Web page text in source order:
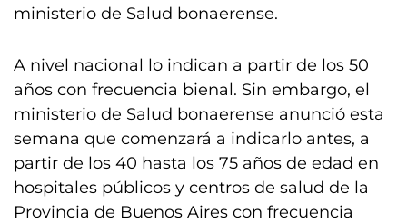
ministerio de Salud bonaerense.
A nivel nacional lo indican a partir de los 50
años con frecuencia bienal. Sin embargo, el
ministerio de Salud bonaerense anunció esta
semana que comenzará a indicarlo antes, a
partir de los 40 hasta los 75 años de edad en
hospitales públicos y centros de salud de la
Provincia de Buenos Aires con frecuencia